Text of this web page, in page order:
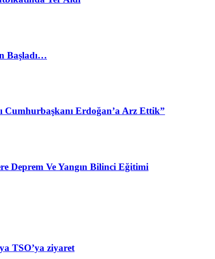
Başladı…
Cumhurbaşkanı Erdoğan’a Arz Ettik”
Deprem Ve Yangın Bilinci Eğitimi
TSO’ya ziyaret